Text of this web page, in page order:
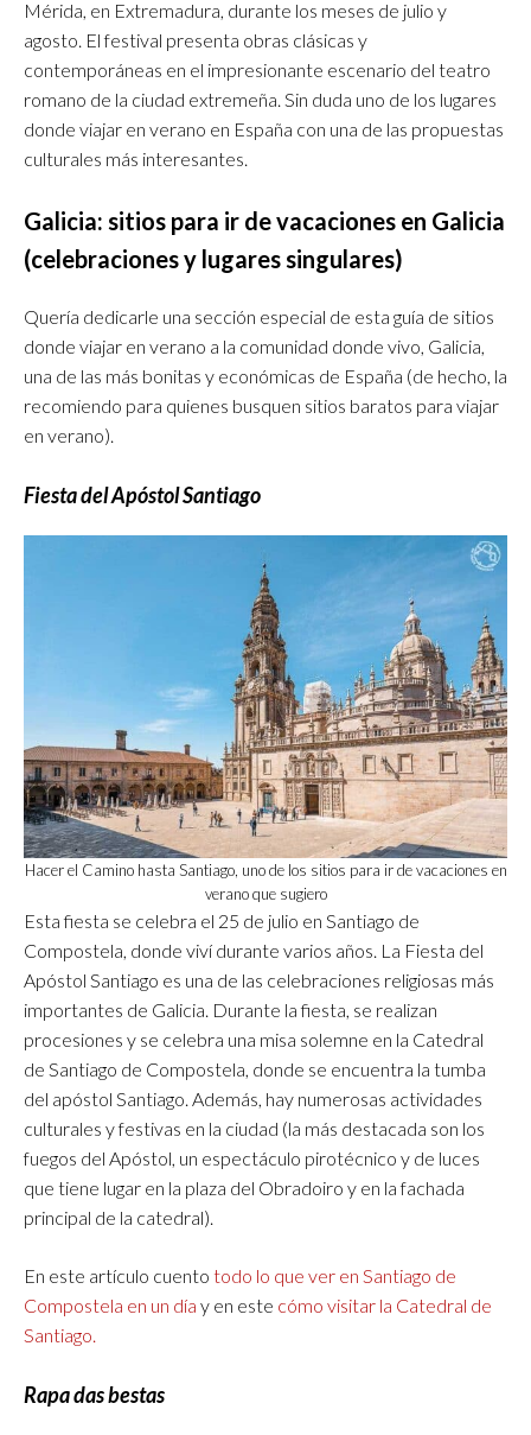
Mérida, en Extremadura, durante los meses de julio y
agosto. El festival presenta obras clásicas y
contemporáneas en el impresionante escenario del teatro
romano de la ciudad extremeña. Sin duda uno de los lugares
donde viajar en verano en España con una de las propuestas
culturales más interesantes.
Galicia: sitios para ir de vacaciones en Galicia
(celebraciones y lugares singulares)
Quería dedicarle una sección especial de esta guía de sitios
donde viajar en verano a la comunidad donde vivo, Galicia,
una de las más bonitas y económicas de España (de hecho, la
recomiendo para quienes busquen sitios baratos para viajar
en verano).
Fiesta del Apóstol Santiago
Hacer el Camino hasta Santiago, uno de los sitios para ir de vacaciones en
verano que sugiero
Esta fiesta se celebra el 25 de julio en Santiago de
Compostela, donde viví durante varios años. La Fiesta del
Apóstol Santiago es una de las celebraciones religiosas más
importantes de Galicia. Durante la fiesta, se realizan
procesiones y se celebra una misa solemne en la Catedral
de Santiago de Compostela, donde se encuentra la tumba
del apóstol Santiago. Además, hay numerosas actividades
culturales y festivas en la ciudad (la más destacada son los
fuegos del Apóstol, un espectáculo pirotécnico y de luces
que tiene lugar en la plaza del Obradoiro y en la fachada
principal de la catedral).
En este artículo cuento todo lo que ver en Santiago de
Compostela en un día y en este cómo visitar la Catedral de
Santiago.
Rapa das bestas